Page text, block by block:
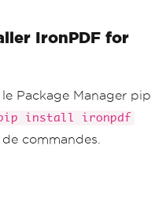
IronPDF for
Package Manager pip
install ironpdf
commandes.